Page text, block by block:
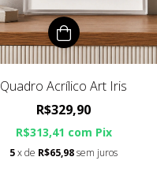
Quadro Acrílico Art Iris
R$329,90
R$313,41 com Pix
5x de R$65,98sem juros